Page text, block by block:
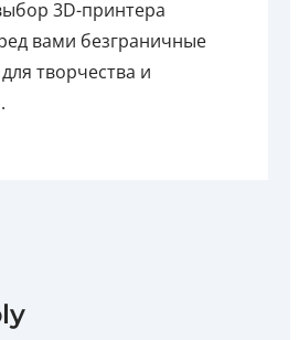
3D-принтера
вами безграничные
творчества и